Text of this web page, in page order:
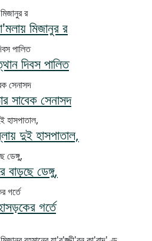
মিজানুর র
দিবস পালিত
সাবেক সেনাসদ
দুই হাসপাতাল,
ডেঙ্গু,
গর্তে